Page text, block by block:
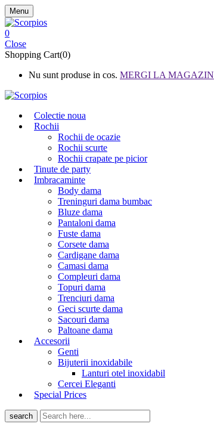
Menu
0
Close
Shopping Cart(0)
Nu sunt produse in cos. MERGI LA MAGAZIN
Colectie noua
Rochii
Rochii de ocazie
Rochii scurte
Rochii crapate pe picior
Tinute de party
Imbracaminte
Body dama
Treninguri dama bumbac
Bluze dama
Pantaloni dama
Fuste dama
Corsete dama
Cardigane dama
Camasi dama
Compleuri dama
Topuri dama
Trenciuri dama
Geci scurte dama
Sacouri dama
Paltoane dama
Accesorii
Genti
Bijuterii inoxidabile
Lanturi otel inoxidabil
Cercei Eleganti
Special Prices
search